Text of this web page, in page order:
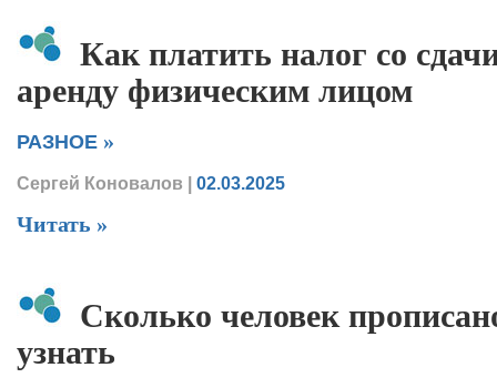
Как платить налог со
аренду физическим лицом
РАЗНОЕ »
Сергей Коновалов | 02.03.2025
Читать »
Сколько человек
узнать